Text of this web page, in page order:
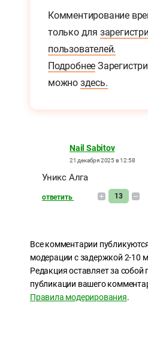
Комментирование
только для
пользователей.
Подробнее
можно здесь.
Nail Sabitov
21 декабря 2025 в 12:58
Уникс Алга
ответить 13
Все комментарии
модерации с задержкой 2-10
Редакция оставляет за собой
публикации вашего
Правила модерирования.